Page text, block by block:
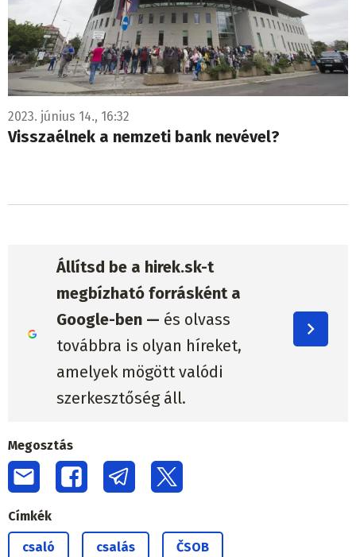
2023. június 14., 16:32
Visszaélnek a nemzeti bank nevével?
Állítsd be a hirek.sk-t
megbízható forrásként a
Google-ben — és olvass
továbbra is olyan híreket,
amelyek mögött valódi
szerkesztőség áll.
Megosztás
Címkék
csaló csalás ČSOB